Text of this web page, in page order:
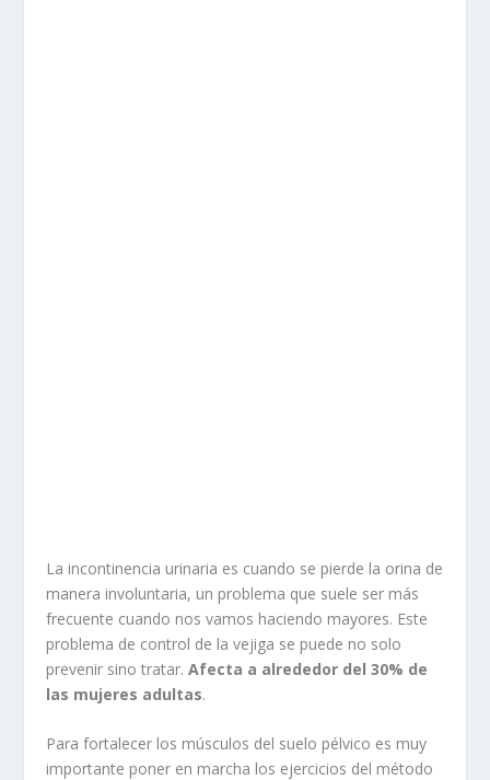
La incontinencia urinaria es cuando se pierde la orina de
manera involuntaria, un problema que suele ser más
frecuente cuando nos vamos haciendo mayores. Este
problema de control de la vejiga se puede no solo
prevenir sino tratar.Afecta a alrededor del 30% de
las mujeres adultas.
Para fortalecer los músculos del suelo pélvico es muy
importante poner en marcha los ejercicios del método